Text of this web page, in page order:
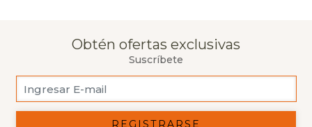
Obtén ofertas exclusivas
Suscríbete
REGISTRARSE